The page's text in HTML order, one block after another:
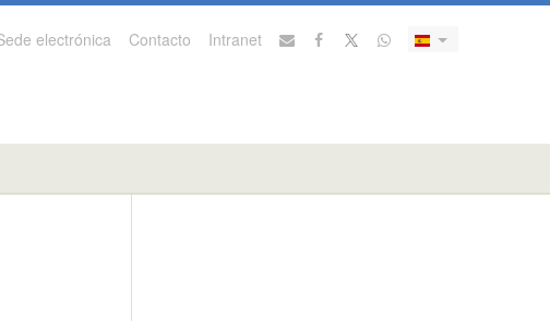
electrónica Contacto Intranet